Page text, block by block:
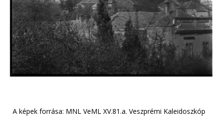
A képek forrása: MNL VeML XV.81.a. Veszprémi Kaleidoszkóp